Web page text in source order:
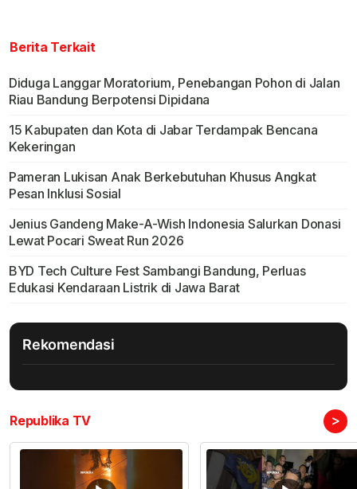
Berita Terkait
Diduga Langgar Moratorium, Penebangan Pohon di Jalan
Riau Bandung Berpotensi Dipidana
15 Kabupaten dan Kota di Jabar Terdampak Bencana
Kekeringan
Pameran Lukisan Anak Berkebutuhan Khusus Angkat
Pesan Inklusi Sosial
Jenius Gandeng Make-A-Wish Indonesia Salurkan Donasi
Lewat Pocari Sweat Run 2026
BYD Tech Culture Fest Sambangi Bandung, Perluas
Edukasi Kendaraan Listrik di Jawa Barat
Rekomendasi
Republika TV >